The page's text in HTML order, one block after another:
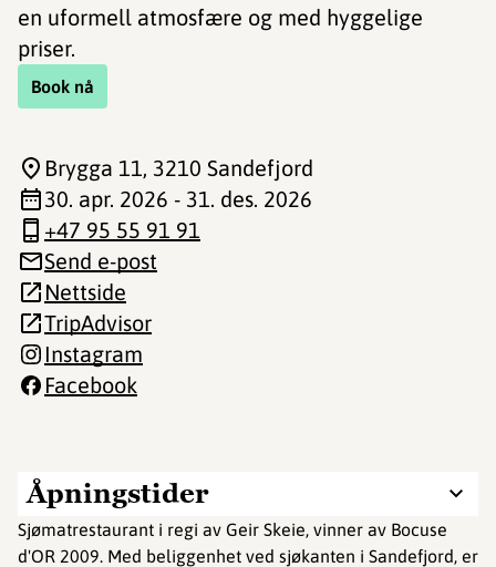
en uformell atmosfære og med hyggelige
priser.
Book nå
Åpningstider
Sjømatrestaurant i regi av Geir Skeie, vinner av Bocuse
d'OR 2009. Med beliggenhet ved sjøkanten i Sandefjord, er
Brygga 11, 3210 Sandefjord
30. apr. 2026 - 31. des. 2026
+47 95 55 91 91
Send e-post
Nettside
TripAdvisor
Instagram
Facebook